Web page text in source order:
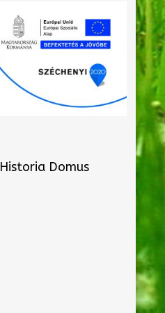
Historia Domus